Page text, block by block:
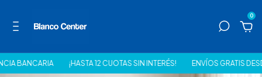
0
¡HASTA 12 CUOTAS SIN INTERÉS! ENVÍOS GRATIS DESDE